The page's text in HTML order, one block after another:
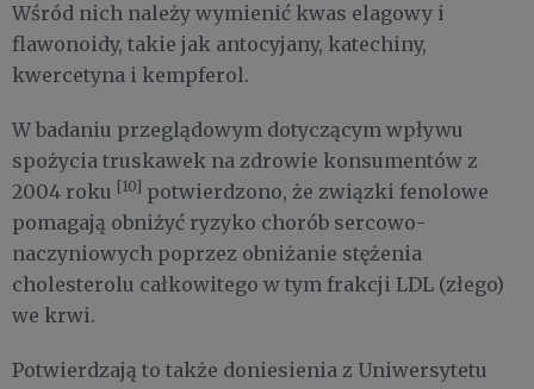
Wśród nich należy wymienić kwas elagowy i
flawonoidy, takie jak antocyjany, katechiny,
kwercetyna i kempferol.
W badaniu przeglądowym dotyczącym wpływu
spożycia truskawek na zdrowie konsumentów z
2004 roku [10] potwierdzono, że związki fenolowe
pomagają obniżyć ryzyko chorób sercowo-
naczyniowych poprzez obniżanie stężenia
cholesterolu całkowitego w tym frakcji LDL (złego)
we krwi.
Potwierdzają to także doniesienia z Uniwersytetu